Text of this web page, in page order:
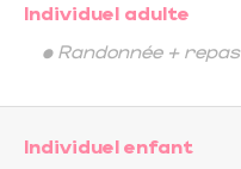
Individuel adulte
• Randonnée + repas
Individuel enfant